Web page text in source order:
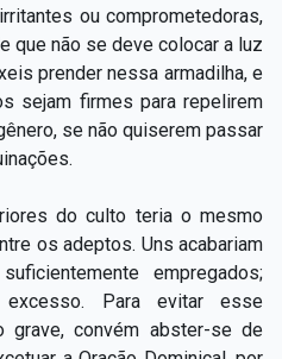
ou comprometedoras,
que não se deve colocar a luz
prender nessa armadilha, e
sejam firmes para repelirem
se não quiserem passar
do culto teria o mesmo
os adeptos. Uns acabariam
empregados;
Para evitar esse
grave, convém abster-se de